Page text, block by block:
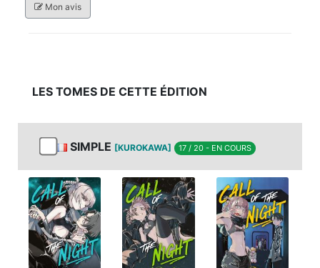
Mon avis
LES TOMES DE CETTE ÉDITION
SIMPLE [KUROKAWA] 17 / 20 - EN COURS